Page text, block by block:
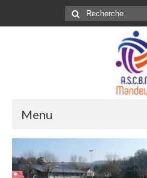
Rechercher
:
Menu
Manifestations